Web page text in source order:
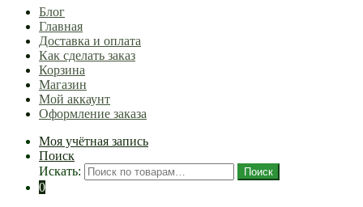
Блог
Главная
Доставка и оплата
Как сделать заказ
Корзина
Магазин
Мой аккаунт
Оформление заказа
Моя учётная запись
Поиск
Искать:
Поиск
0